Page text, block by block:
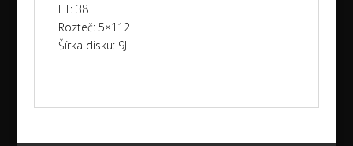
ET: 38
Rozteč: 5×112
Šírka disku: 9J